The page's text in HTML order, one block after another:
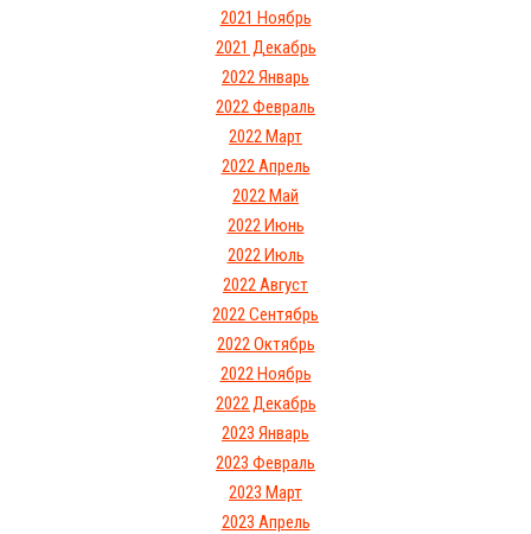
2021 Ноябрь
2021 Декабрь
2022 Январь
2022 Февраль
2022 Март
2022 Апрель
2022 Май
2022 Июнь
2022 Июль
2022 Август
2022 Сентябрь
2022 Октябрь
2022 Ноябрь
2022 Декабрь
2023 Январь
2023 Февраль
2023 Март
2023 Апрель